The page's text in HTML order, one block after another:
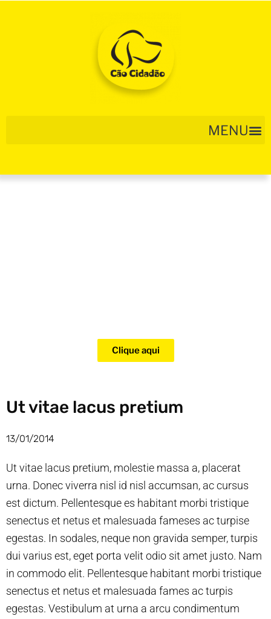
Clique aqui
Ut vitae lacus pretium
13/01/2014
Ut vitae lacus pretium, molestie massa a, placerat
urna. Donec viverra nisl id nisl accumsan, ac cursus
est dictum. Pellentesque es habitant morbi tristique
senectus et netus et malesuada fameses ac turpise
egestas. In sodales, neque non gravida semper, turpis
dui varius est, eget porta velit odio sit amet justo. Nam
in commodo elit. Pellentesque habitant morbi tristique
senectus et netus et malesuada fames ac turpis
egestas. Vestibulum at urna a arcu condimentum